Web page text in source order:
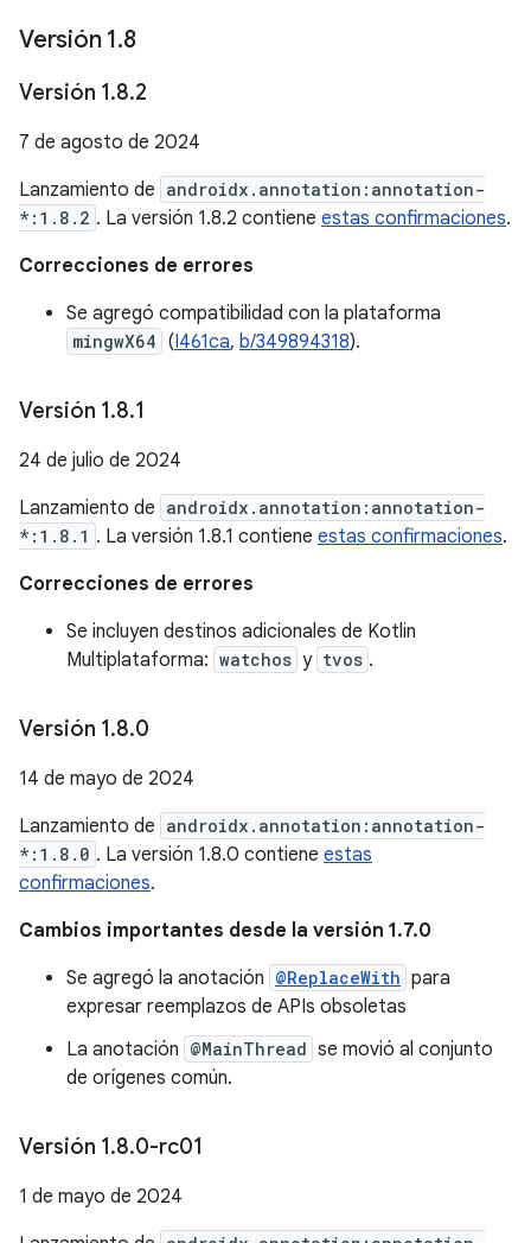
Versión 1.8
Versión 1.8.2
7 de agosto de 2024
Lanzamiento de androidx.annotation:annotation-
*:1.8.2 . La versión 1.8.2 contiene estas confirmaciones.
Correcciones de errores
Se agregó compatibilidad con la plataforma
mingwX64 (I461ca, b/349894318).
Versión 1.8.1
24 de julio de 2024
Lanzamiento de androidx.annotation:annotation-
*:1.8.1 . La versión 1.8.1 contiene estas confirmaciones.
Correcciones de errores
Se incluyen destinos adicionales de Kotlin
Multiplataforma: watchos y tvos .
Versión 1.8.0
14 de mayo de 2024
Lanzamiento de androidx.annotation:annotation-
*:1.8.0 . La versión 1.8.0 contiene estas
confirmaciones.
Cambios importantes desde la versión 1.7.0
Se agregó la anotación @ReplaceWith para
expresar reemplazos de APIs obsoletas
La anotación @MainThread se movió al conjunto
de orígenes común.
Versión 1.8.0-rc01
1 de mayo de 2024